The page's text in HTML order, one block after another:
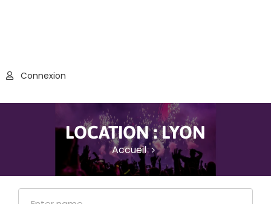
Connexion
LOCATION :LYON
Accueil